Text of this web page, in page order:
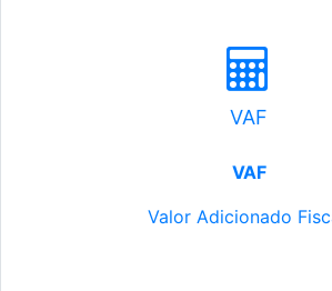
VAF
VAF
Valor Adicionado